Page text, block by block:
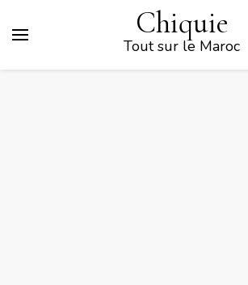
Chiquie
Tout sur le Maroc